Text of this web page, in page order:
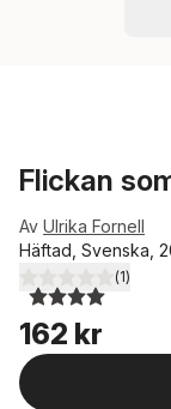
Flickan
Av Ulrika Fornell
Häftad, Svenska,
4,0utav 5 stjärnor.
(1)
162 kr